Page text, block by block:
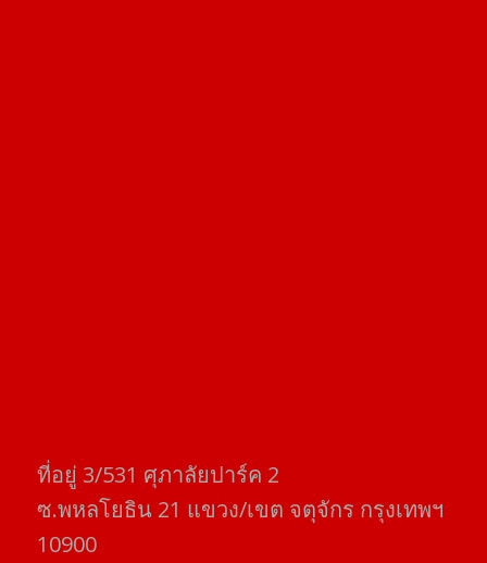
ที่อยู่​ 3/531​ ศุภาลัยปาร์ค​ 2
ซ.พหลโยธิน​ 21​ แขวง/เขต​ จตุจักร​ กรุงเทพฯ
10900